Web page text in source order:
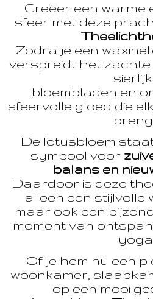
Creëer een warme
sfeer met deze
Zodra je een
verspreidt het zachte
bloembladen en
sfeervolle gloed die
De lotusbloem
symbool voor
balans en
Daardoor is deze
alleen een stijlvolle
maar ook een
moment van
yoga.
Of je hem nu een
woonkamer,
op een mooi